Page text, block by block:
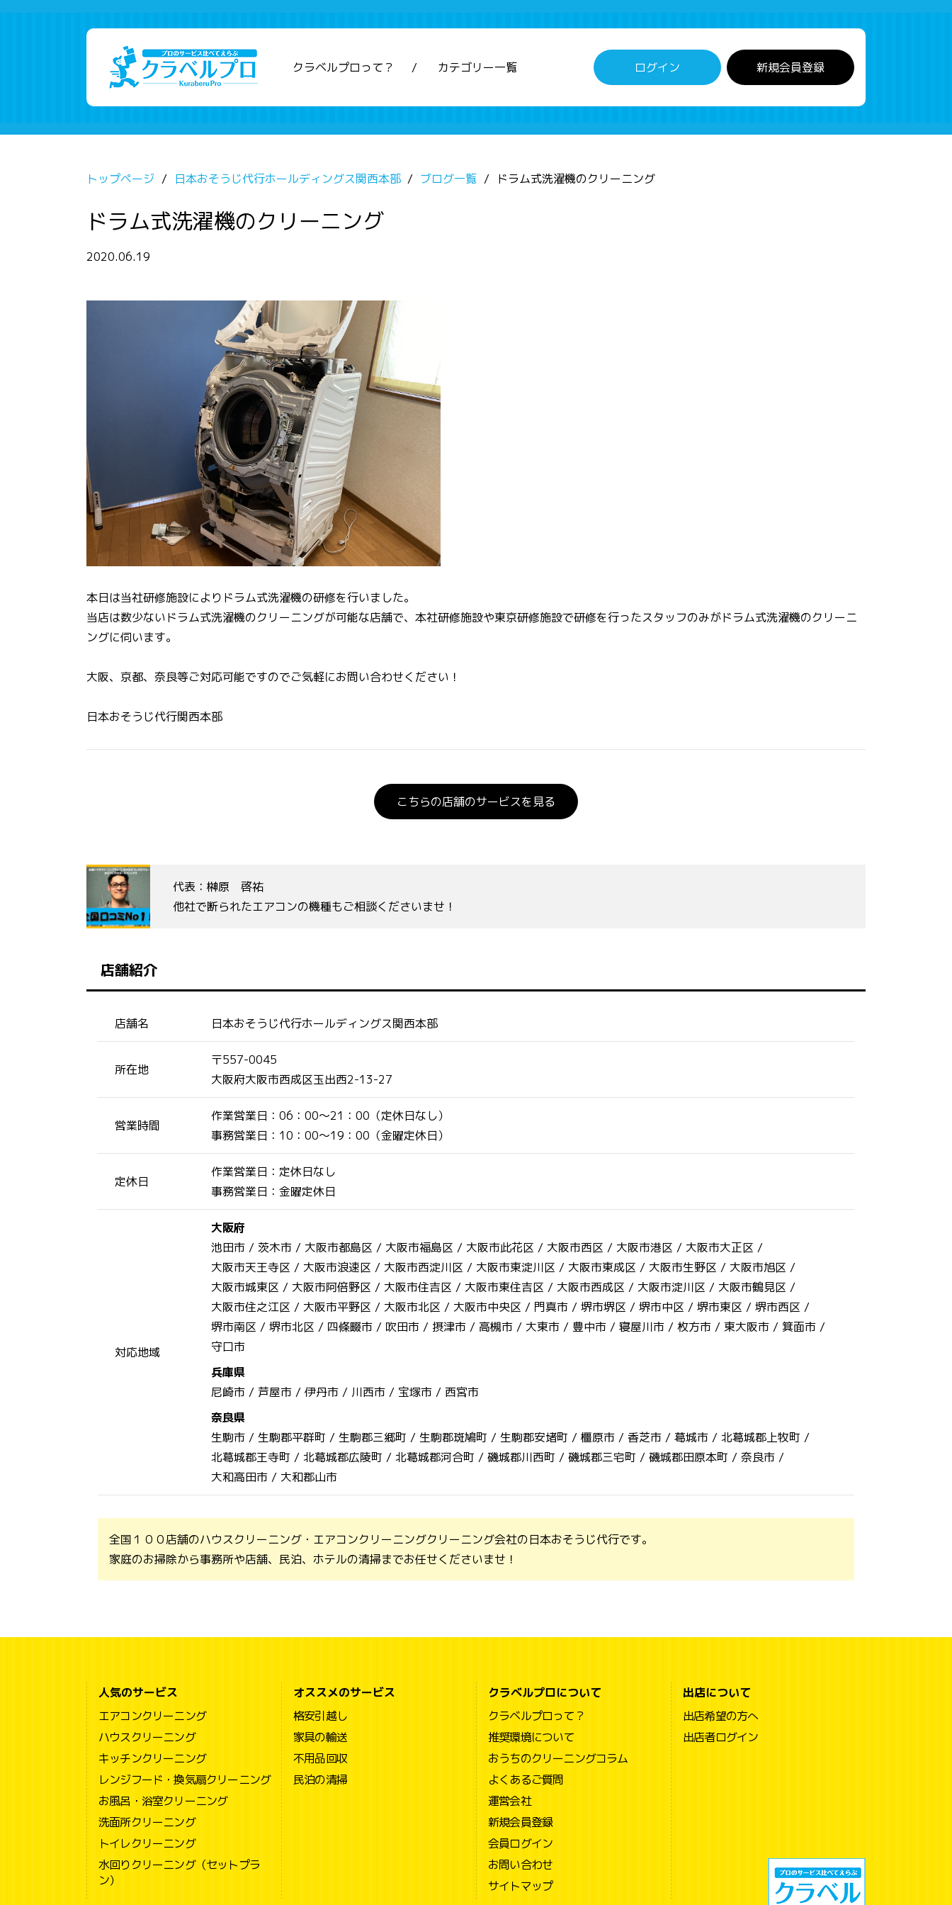
クラベルプロって？ カテゴリー一覧 ログイン 新規会員登録
トップページ 日本おそうじ代行ホールディングス関西本部 ブログ一覧 ドラム式洗濯機のクリーニング
ドラム式洗濯機のクリーニング
2020.06.19
本日は当社研修施設によりドラム式洗濯機の研修を行いました。
当店は数少ないドラム式洗濯機のクリーニングが可能な店舗で、本社研修施設や東京研修施設で研修を行ったスタッフのみがドラム式洗濯機のクリーニ
ングに伺います。
大阪、京都、奈良等ご対応可能ですのでご気軽にお問い合わせください！
日本おそうじ代行関西本部
こちらの店舗のサービスを見る
代表：榊原 啓祐
他社で断られたエアコンの機種もご相談くださいませ！
店舗紹介
店舗名 日本おそうじ代行ホールディングス関西本部
所在地
〒557-0045
大阪府大阪市西成区玉出西2-13-27
営業時間
作業営業日：06：00～21：00（定休日なし）
事務営業日：10：00～19：00（金曜定休日）
定休日
作業営業日：定休日なし
事務営業日：金曜定休日
対応地域
大阪府
池田市 / 茨木市 / 大阪市都島区 / 大阪市福島区 / 大阪市此花区 / 大阪市西区 / 大阪市港区 / 大阪市大正区 /
大阪市天王寺区 / 大阪市浪速区 / 大阪市西淀川区 / 大阪市東淀川区 / 大阪市東成区 / 大阪市生野区 / 大阪市旭区 /
大阪市城東区 / 大阪市阿倍野区 / 大阪市住吉区 / 大阪市東住吉区 / 大阪市西成区 / 大阪市淀川区 / 大阪市鶴見区 /
大阪市住之江区 / 大阪市平野区 / 大阪市北区 / 大阪市中央区 / 門真市 / 堺市堺区 / 堺市中区 / 堺市東区 / 堺市西区 /
堺市南区 / 堺市北区 / 四條畷市 / 吹田市 / 摂津市 / 高槻市 / 大東市 / 豊中市 / 寝屋川市 / 枚方市 / 東大阪市 / 箕面市 /
守口市
兵庫県
尼崎市 / 芦屋市 / 伊丹市 / 川西市 / 宝塚市 / 西宮市
奈良県
生駒市 / 生駒郡平群町 / 生駒郡三郷町 / 生駒郡斑鳩町 / 生駒郡安堵町 / 橿原市 / 香芝市 / 葛城市 / 北葛城郡上牧町 /
北葛城郡王寺町 / 北葛城郡広陵町 / 北葛城郡河合町 / 磯城郡川西町 / 磯城郡三宅町 / 磯城郡田原本町 / 奈良市 /
大和高田市 / 大和郡山市
全国１００店舗のハウスクリーニング・エアコンクリーニングクリーニング会社の日本おそうじ代行です。
家庭のお掃除から事務所や店舗、民泊、ホテルの清掃までお任せくださいませ！
人気のサービス
エアコンクリーニング
ハウスクリーニング
キッチンクリーニング
レンジフード・換気扇クリーニング
お風呂・浴室クリーニング
洗面所クリーニング
トイレクリーニング
水回りクリーニング（セットプラ
ン）
オススメのサービス
格安引越し
家具の輸送
不用品回収
民泊の清掃
クラベルプロについて
クラベルプロって？
推奨環境について
おうちのクリーニングコラム
よくあるご質問
運営会社
新規会員登録
会員ログイン
お問い合わせ
サイトマップ
出店について
出店希望の方へ
出店者ログイン